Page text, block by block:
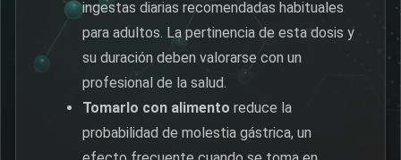
ingestas diarias recomendadas habituales
para adultos. La pertinencia de esta dosis y
su duración deben valorarse con un
profesional de la salud.
Tomarlo con alimento reduce la
probabilidad de molestia gástrica, un